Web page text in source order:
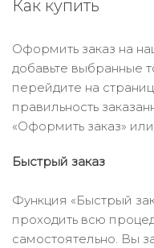
Как купить
Оформить заказ на
добавьте выбранные
перейдите на
правильность
«Оформить заказ»
Быстрый заказ
Функция «Быстрый
проходить всю
самостоятельно. Вы